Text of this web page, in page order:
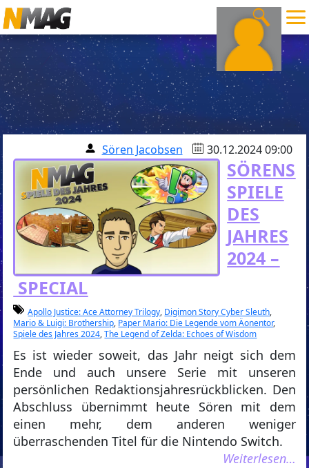
Sören Jacobsen 30.12.2024 09:00
SÖRENS
SPIELE
DES
JAHRES
2024 –
SPECIAL
Apollo Justice: Ace Attorney Trilogy, Digimon Story Cyber Sleuth,
Mario & Luigi: Brothership, Paper Mario: Die Legende vom Äonentor,
Spiele des Jahres 2024,The Legend of Zelda: Echoes of Wisdom
Es ist wieder soweit, das Jahr neigt sich dem
Ende und auch unsere Serie mit unseren
persönlichen Redaktionsjahresrückblicken. Den
Abschluss übernimmt heute Sören mit dem
einen mehr, dem anderen weniger
überraschenden Titel für die Nintendo Switch.
Weiterlesen…